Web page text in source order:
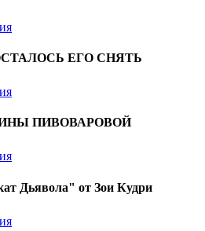
ЕГО СНЯТЬ
ПИВОВАРОВОЙ
Дьявола" от Зои Кудри